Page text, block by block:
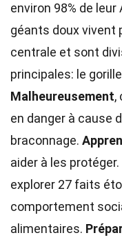
environ 98% de
géants doux vivent
centrale et sont
principales: le
Malheureusement,
en danger à cause
braconnage.
aider à les protéger.
explorer 27 faits
comportement
alimentaires.